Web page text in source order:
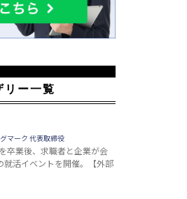
リー一覧
マーク 代表取締役
卒業後、求職者と企業が会
就活イベントを開催。【外部